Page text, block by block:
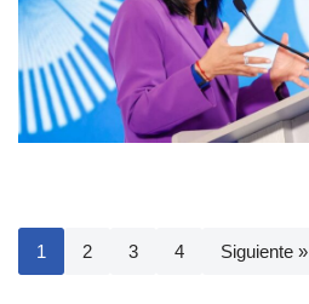
1 2 3 4 Siguiente »